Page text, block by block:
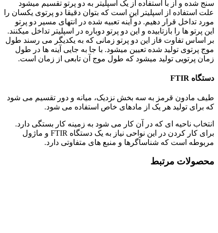
سنج شده و از با استفاده از یک اسپلیتر به دو پرتو تقسیم می­شود
علت استفاده از اسپلیتر این است که بتوان دقیقا دو پرتوی یکسان را
مورد تداخل قرار دهیم. دو آینه تعبیه شده در انتهای مسیر دو پرتو
این پرتو ها را بازتابیده و این دو پرتو دوباره در اسپلیتر تداخل می­کنند.
بر اساس تفاوت فاز این دو پرتو زمانی که به یکدیگر می رسند طول
موج پرتوی تولید شده تعیین می­شود. با جا به جایی آینه ها در طول
زمان پرتویی تولید می­شود که طول موج آن تابعی از زمان است.
دستگاه FTIR
طیف مادون قرمز به سه بخش نزدیک، میانه و دور تقسیم می ­شود
که برای تولید هر یک از ماده­ای خاص استفاده می­ شود.
انتخاب ناحیه ای که در آن کار می شود به زمینه کار بستگی دارد.
برای کار کردن در این نواحی نیاز به یک دستگاه FTIR و ماژول
مربوطه است که شناساگرها و منبع های متفاوتی دارد.
محصولات مرتبط